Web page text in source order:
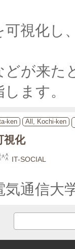
可視化し
どが来た
ます。
ken All, Kochi-ken
視化
IT-SOCIAL
気通信大